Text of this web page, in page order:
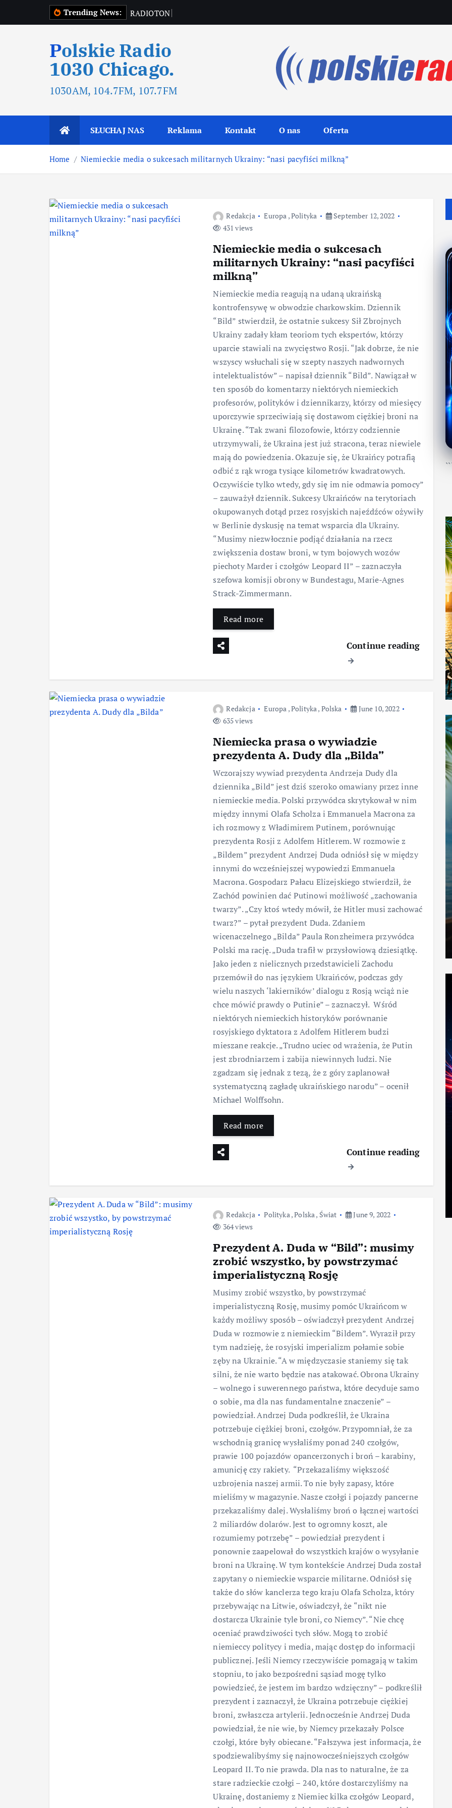
Trending News: RADIOTON
Polskie Radio
1030 Chicago.
1030AM, 104.7FM, 107.7FM
SŁUCHAJ NAS Reklama Kontakt O nas Oferta
Home Niemieckie media o sukcesach militarnych Ukrainy: “nasi pacyfiści milkną”
Redakcja Europa ,Polityka
September 12, 2022
431 views
Niemieckie media o sukcesach
militarnych Ukrainy: “nasi pacyfiści
milkną”
Niemieckie media reagują na udaną ukraińską
kontrofensywę w obwodzie charkowskim. Dziennik
“Bild” stwierdził, że ostatnie sukcesy Sił Zbrojnych
Ukrainy zadały kłam teoriom tych ekspertów, którzy
uparcie stawiali na zwycięstwo Rosji. “Jak dobrze, że nie
wszyscy wsłuchali się w szepty naszych nadwornych
intelektualistów” – napisał dziennik “Bild”. Nawiązał w
ten sposób do komentarzy niektórych niemieckich
profesorów, polityków i dziennikarzy, którzy od miesięcy
uporczywie sprzeciwiają się dostawom ciężkiej broni na
Ukrainę. “Tak zwani filozofowie, którzy codziennie
utrzymywali, że Ukraina jest już stracona, teraz niewiele
mają do powiedzenia. Okazuje się, że Ukraińcy potrafią
odbić z rąk wroga tysiące kilometrów kwadratowych.
Oczywiście tylko wtedy, gdy się im nie odmawia pomocy”
– zauważył dziennik. Sukcesy Ukraińców na terytoriach
okupowanych dotąd przez rosyjskich najeźdźców ożywiły
w Berlinie dyskusję na temat wsparcia dla Ukrainy.
“Musimy niezwłocznie podjąć działania na rzecz
zwiększenia dostaw broni, w tym bojowych wozów
piechoty Marder i czołgów Leopard II” – zaznaczyła
szefowa komisji obrony w Bundestagu, Marie-Agnes
Strack-Zimmermann.
Read more
Continue reading
Redakcja Europa ,Polityka , Polska
June 10, 2022
635 views
Niemiecka prasa o wywiadzie
prezydenta A. Dudy dla „Bilda”
Wczorajszy wywiad prezydenta Andrzeja Dudy dla
dziennika „Bild” jest dziś szeroko omawiany przez inne
niemieckie media. Polski przywódca skrytykował w nim
między innymi Olafa Scholza i Emmanuela Macrona za
ich rozmowy z Władimirem Putinem, porównując
prezydenta Rosji z Adolfem Hitlerem. W rozmowie z
„Bildem” prezydent Andrzej Duda odniósł się w między
innymi do wcześniejszej wypowiedzi Emmanuela
Macrona. Gospodarz Pałacu Elizejskiego stwierdził, że
Zachód powinien dać Putinowi możliwość „zachowania
twarzy”. „Czy ktoś wtedy mówił, że Hitler musi zachować
twarz?” – pytał prezydent Duda. Zdaniem
wicenaczelnego „Bilda” Paula Ronzheimera przywódca
Polski ma rację. „Duda trafił w przysłowiową dziesiątkę.
Jako jeden z nielicznych przedstawicieli Zachodu
przemówił do nas językiem Ukraińców, podczas gdy
wielu naszych ‘lakierników’ dialogu z Rosją wciąż nie
chce mówić prawdy o Putinie” – zaznaczył. Wśród
niektórych niemieckich historyków porównanie
rosyjskiego dyktatora z Adolfem Hitlerem budzi
mieszane reakcje. „Trudno uciec od wrażenia, że Putin
jest zbrodniarzem i zabija niewinnych ludzi. Nie
zgadzam się jednak z tezą, że z góry zaplanował
systematyczną zagładę ukraińskiego narodu” – ocenił
Michael Wolffsohn.
Read more
Continue reading
Redakcja Polityka,Polska, Świat
June 9, 2022
364 views
Prezydent A. Duda w “Bild”: musimy
zrobić wszystko, by powstrzymać
imperialistyczną Rosję
Musimy zrobić wszystko, by powstrzymać
imperialistyczną Rosję, musimy pomóc Ukraińcom w
każdy możliwy sposób – oświadczył prezydent Andrzej
Duda w rozmowie z niemieckim “Bildem”. Wyraził przy
tym nadzieję, że rosyjski imperializm połamie sobie
zęby na Ukrainie. “A w międzyczasie staniemy się tak
silni, że nie warto będzie nas atakować. Obrona Ukrainy
– wolnego i suwerennego państwa, które decyduje samo
o sobie, ma dla nas fundamentalne znaczenie” –
powiedział. Andrzej Duda podkreślił, że Ukraina
potrzebuje ciężkiej broni, czołgów. Przypomniał, że za
wschodnią granicę wysłaliśmy ponad 240 czołgów,
prawie 100 pojazdów opancerzonych i broń – karabiny,
amunicję czy rakiety. “Przekazaliśmy większość
uzbrojenia naszej armii. To nie były zapasy, które
mieliśmy w magazynie. Nasze czołgi i pojazdy pancerne
przekazaliśmy dalej. Wysłaliśmy broń o łącznej wartości
2 miliardów dolarów. Jest to ogromny koszt, ale
rozumiemy potrzebę” – powiedział prezydent i
ponownie zaapelował do wszystkich krajów o wysyłanie
broni na Ukrainę. W tym kontekście Andrzej Duda został
zapytany o niemieckie wsparcie militarne. Odniósł się
także do słów kanclerza tego kraju Olafa Scholza, który
przebywając na Litwie, oświadczył, że “nikt nie
dostarcza Ukrainie tyle broni, co Niemcy”. “Nie chcę
oceniać prawdziwości tych słów. Mogą to zrobić
niemieccy politycy i media, mając dostęp do informacji
publicznej. Jeśli Niemcy rzeczywiście pomagają w takim
stopniu, to jako bezpośredni sąsiad mogę tylko
powiedzieć, że jestem im bardzo wdzięczny” – podkreślił
prezydent i zaznaczył, że Ukraina potrzebuje ciężkiej
broni, zwłaszcza artylerii. Jednocześnie Andrzej Duda
powiedział, że nie wie, by Niemcy przekazały Polsce
czołgi, które były obiecane. “Fałszywa jest informacja, że
spodziewalibyśmy się najnowocześniejszych czołgów
Leopard II. To nie prawda. Dla nas to naturalne, że za
stare radzieckie czołgi – 240, które dostarczyliśmy na
Ukrainę, dostaniemy z Niemiec kilka czołgów Leopard,